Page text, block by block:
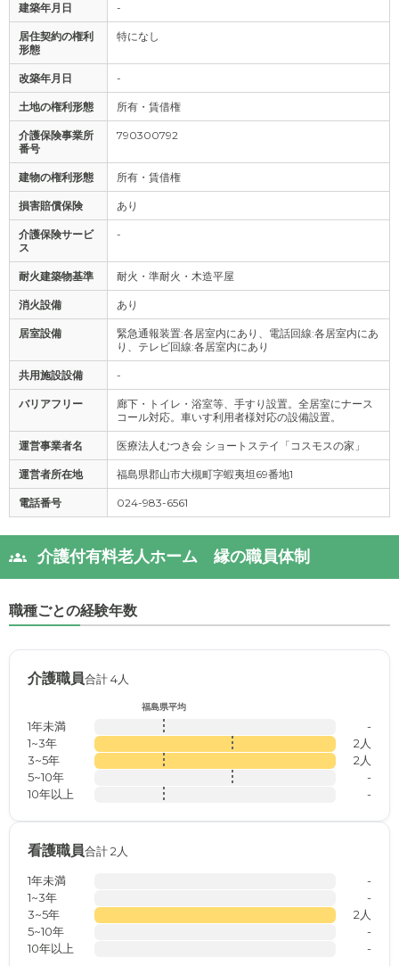
建築年月日 -
居住契約の権利
形態
特になし
改築年月日 -
土地の権利形態 所有・賃借権
介護保険事業所
番号
790300792
建物の権利形態 所有・賃借権
損害賠償保険 あり
介護保険サービ
ス
-
耐火建築物基準 耐火・準耐火・木造平屋
消火設備 あり
居室設備
緊急通報装置:各居室内にあり、電話回線:各居室内にあ
り、テレビ回線:各居室内にあり
共用施設設備 -
バリアフリー
廊下・トイレ・浴室等、手すり設置。全居室にナース
コール対応。車いす利用者様対応の設備設置。
運営事業者名 医療法人むつき会 ショートステイ「コスモスの家」
運営者所在地 福島県郡山市大槻町字蝦夷坦69番地1
電話番号 024-983-6561
介護付有料老人ホーム 縁の職員体制
職種ごとの経験年数
介護職員合計 4人
福島県平均
1年未満
-
1~3年
2人
3~5年
2人
5~10年
-
10年以上
-
看護職員合計 2人
1年未満
-
1~3年
-
3~5年
2人
5~10年
-
10年以上
-